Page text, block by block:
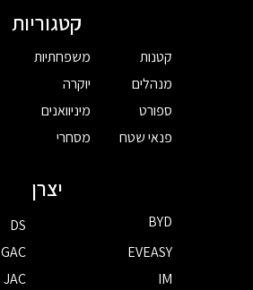
קטגוריות
קטנות
מנהלים
ספורט
פנאי שטח
משפחתיות
יוקרה
מיניוואנים
מסחרי
יצרן
BYD
DS
EVEASY
GAC
IM
JAC